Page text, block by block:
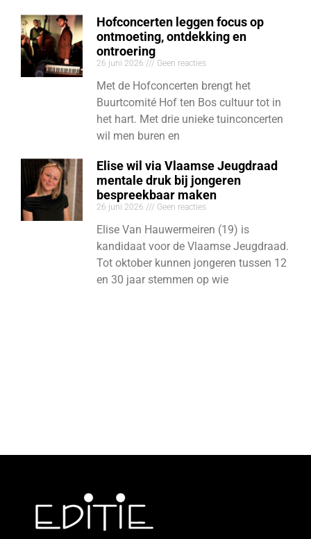
Hofconcerten leggen focus op
ontmoeting, ontdekking en
ontroering
26 juni 2026 Geen reacties
Met de Hofconcerten brengt het
Buurtcomité Hof ten Bos cultuur tot in
het hart. Met drie unieke tuinconcerten
wil men buren en
Elise wil via Vlaamse Jeugdraad
mentale druk bij jongeren
bespreekbaar maken
26 juni 2026 Geen reacties
Elise Van Hauwermeiren (19) is
kandidaat voor de Vlaamse Jeugdraad.
Tot oktober kunnen jongeren tussen 12
en 30 jaar stemmen op wie